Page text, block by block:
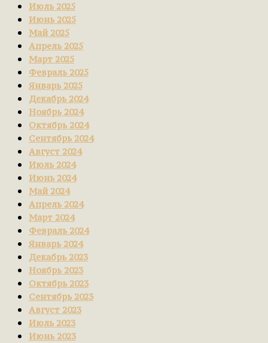
Июль 2025
Июнь 2025
Май 2025
Апрель 2025
Март 2025
Февраль 2025
Январь 2025
Декабрь 2024
Ноябрь 2024
Октябрь 2024
Сентябрь 2024
Август 2024
Июль 2024
Июнь 2024
Май 2024
Апрель 2024
Март 2024
Февраль 2024
Январь 2024
Декабрь 2023
Ноябрь 2023
Октябрь 2023
Сентябрь 2023
Август 2023
Июль 2023
Июнь 2023